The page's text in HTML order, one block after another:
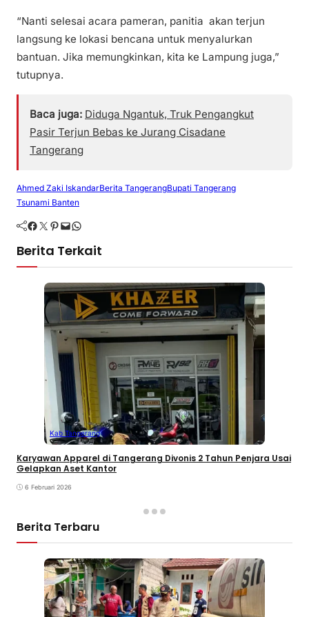
“Nanti selesai acara pameran, panitia akan terjun
langsung ke lokasi bencana untuk menyalurkan
bantuan. Jika memungkinkan, kita ke Lampung juga,”
tutupnya.
Baca juga: Diduga Ngantuk, Truk Pengangkut
Pasir Terjun Bebas ke Jurang Cisadane
Tangerang
Ahmed Zaki IskandarBerita TangerangBupati Tangerang
Tsunami Banten
Facebook Twitter Pinterest Mail WhatsApp
Berita Terkait
Kab Tangerang
Karyawan Apparel di Tangerang Divonis 2 Tahun Penjara Usai
Gelapkan Aset Kantor
6 Februari 2026
Berita Terbaru